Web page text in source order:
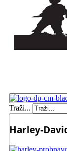
Traži...
Harley-